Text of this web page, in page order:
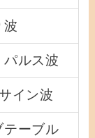
波
ルス波
イン波
テーブル